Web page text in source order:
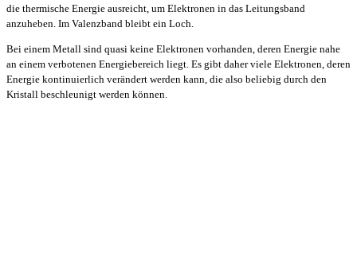
die thermische Energie ausreicht, um Elektronen in das Leitungsband
anzuheben. Im Valenzband bleibt ein Loch.
Bei einem Metall sind quasi keine Elektronen vorhanden, deren Energie nahe
an einem verbotenen Energiebereich liegt. Es gibt daher viele Elektronen, deren
Energie kontinuierlich verändert werden kann, die also beliebig durch den
Kristall beschleunigt werden können.